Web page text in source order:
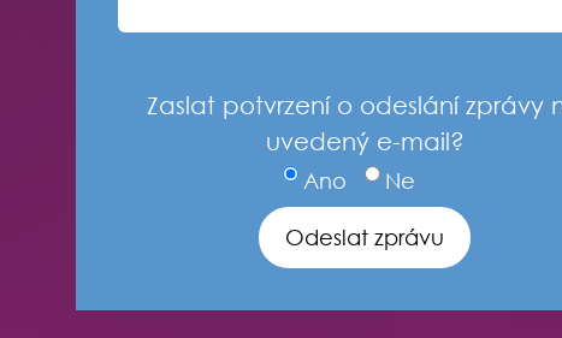
Zaslat potvrzení o odeslání zprávy
uvedený e-mail?
Ano Ne